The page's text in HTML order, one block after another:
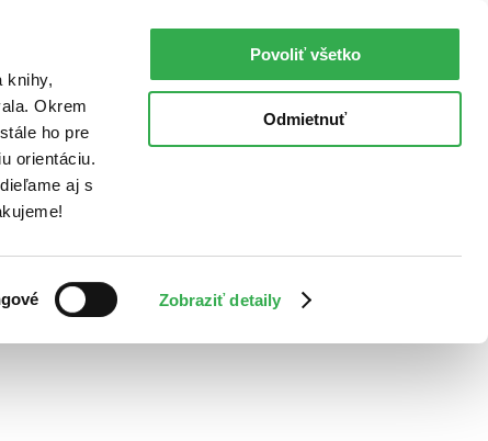
knihy,
Okrem
ho pre
orientáciu.
aj s
Zobraziť detaily
Povoliť všetko
Odmietnuť